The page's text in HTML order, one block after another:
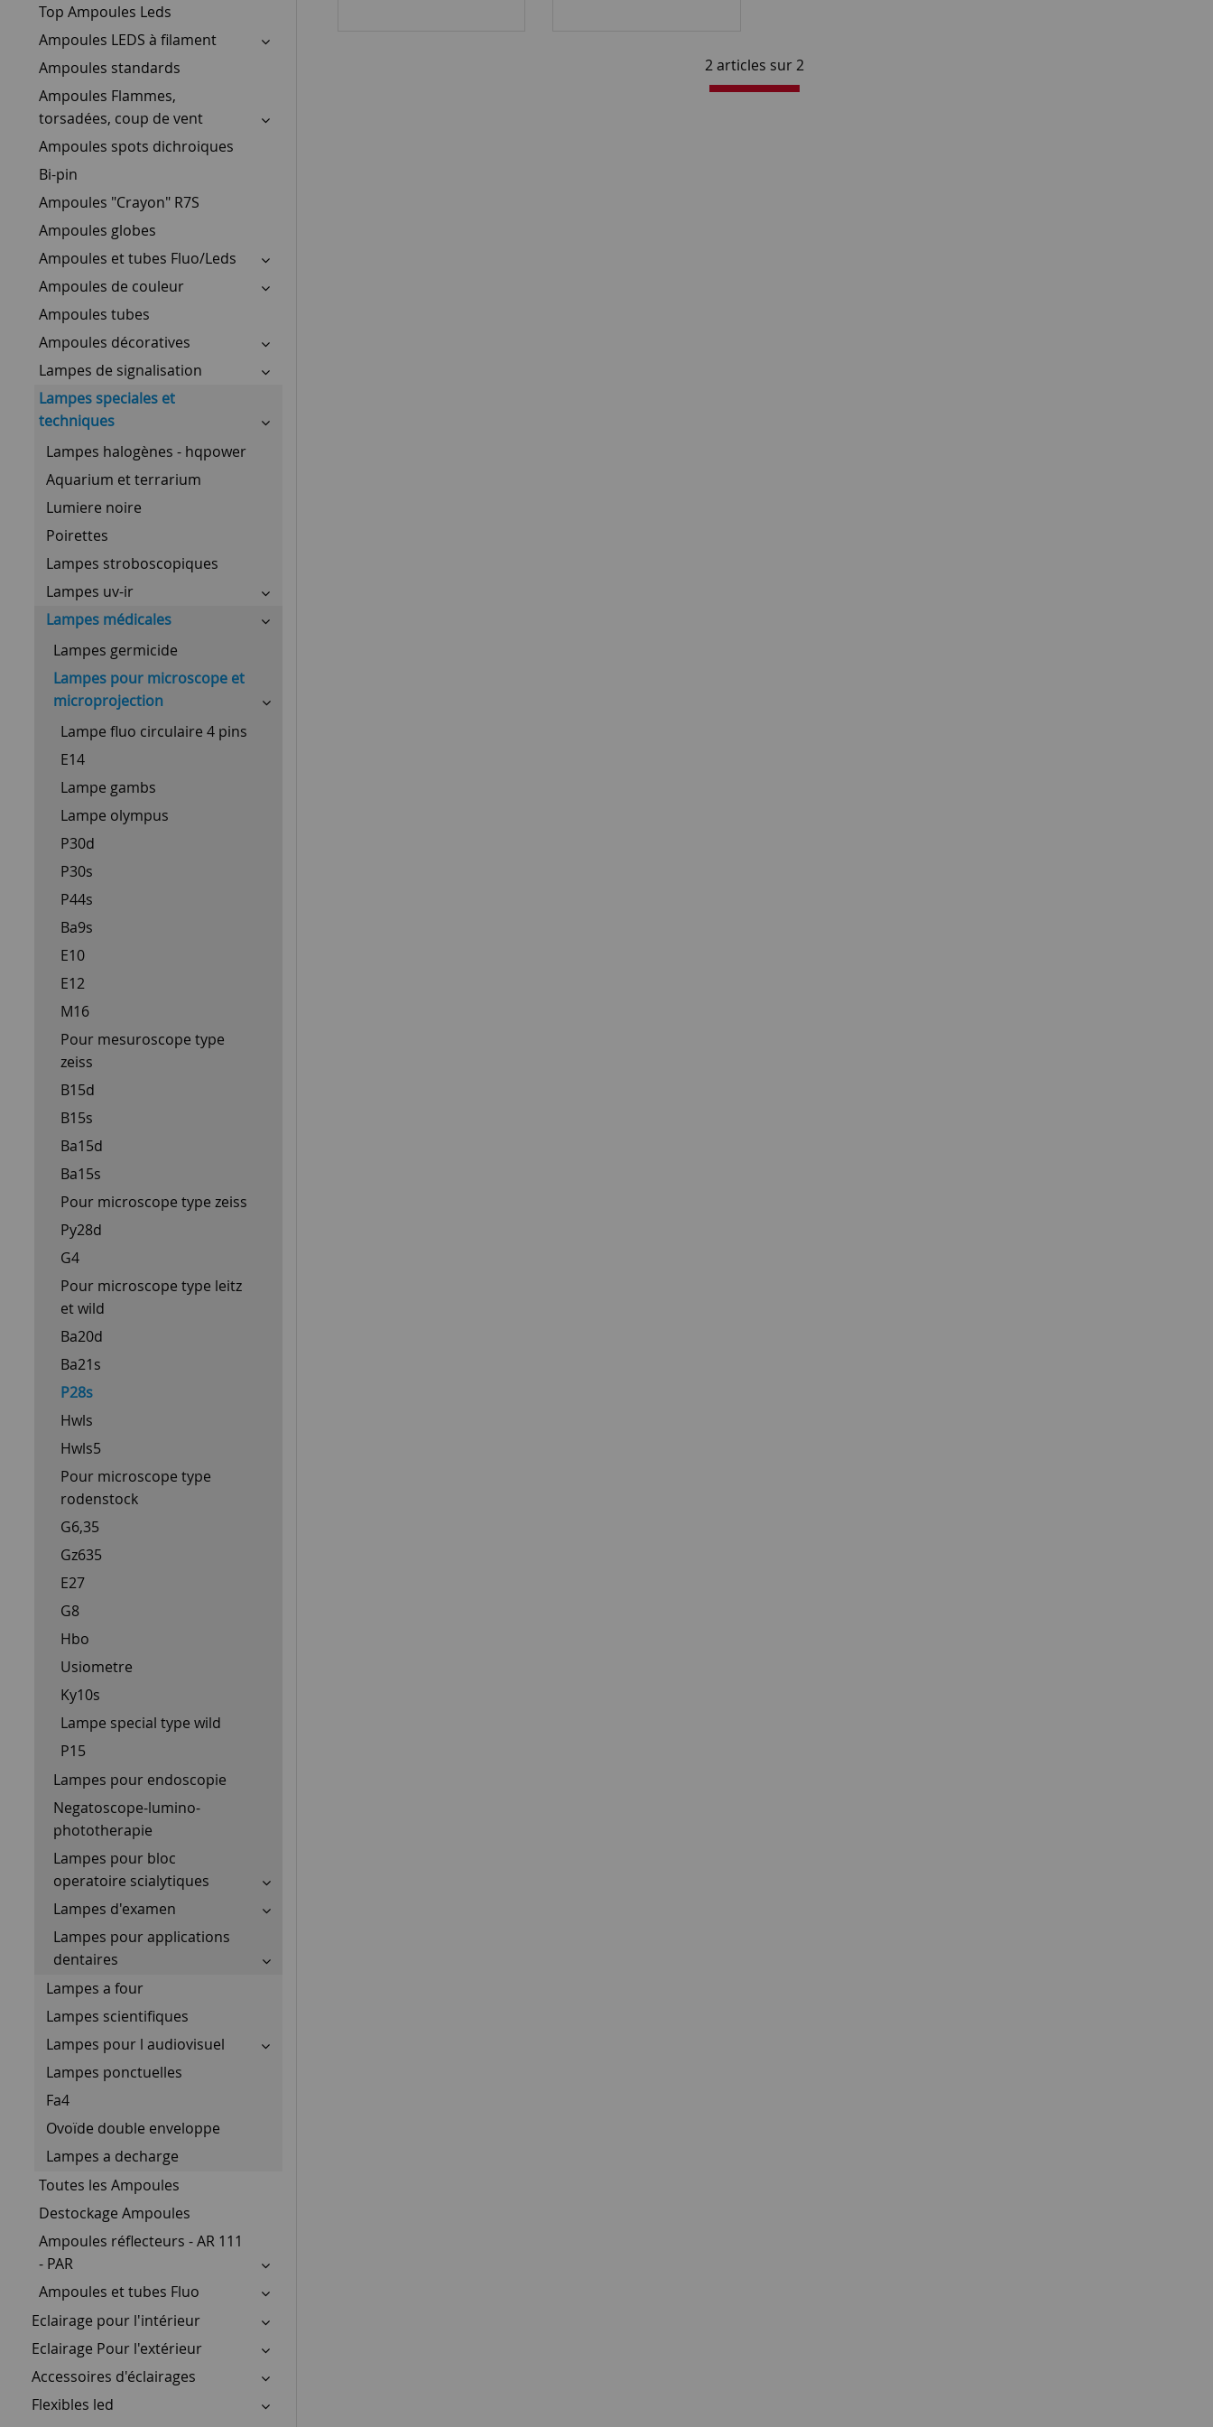
Top Ampoules Leds
Ampoules LEDS à filament
Ampoules standards
Ampoules Flammes,
torsadées, coup de vent
Ampoules spots dichroiques
Bi-pin
Ampoules "Crayon" R7S
Ampoules globes
Ampoules et tubes Fluo/Leds
Ampoules de couleur
Ampoules tubes
Ampoules décoratives
Lampes de signalisation
Lampes speciales et
techniques
Lampes halogènes - hqpower
Aquarium et terrarium
Lumiere noire
Poirettes
Lampes stroboscopiques
Lampes uv-ir
Lampes médicales
Lampes germicide
Lampes pour microscope et
microprojection
Lampe fluo circulaire 4 pins
E14
Lampe gambs
Lampe olympus
P30d
P30s
P44s
Ba9s
E10
E12
M16
Pour mesuroscope type
zeiss
B15d
B15s
Ba15d
Ba15s
Pour microscope type zeiss
Py28d
G4
Pour microscope type leitz
et wild
Ba20d
Ba21s
P28s
Hwls
Hwls5
Pour microscope type
rodenstock
G6,35
Gz635
E27
G8
Hbo
Usiometre
Ky10s
Lampe special type wild
P15
Lampes pour endoscopie
Negatoscope-lumino-
phototherapie
Lampes pour bloc
operatoire scialytiques
Lampes d'examen
Lampes pour applications
dentaires
Lampes a four
Lampes scientifiques
Lampes pour l audiovisuel
Lampes ponctuelles
Fa4
Ovoïde double enveloppe
Lampes a decharge
Toutes les Ampoules
Destockage Ampoules
Ampoules réflecteurs - AR 111
- PAR
Ampoules et tubes Fluo
Eclairage pour l'intérieur
Eclairage Pour l'extérieur
Accessoires d'éclairages
Flexibles led
2 articles sur2